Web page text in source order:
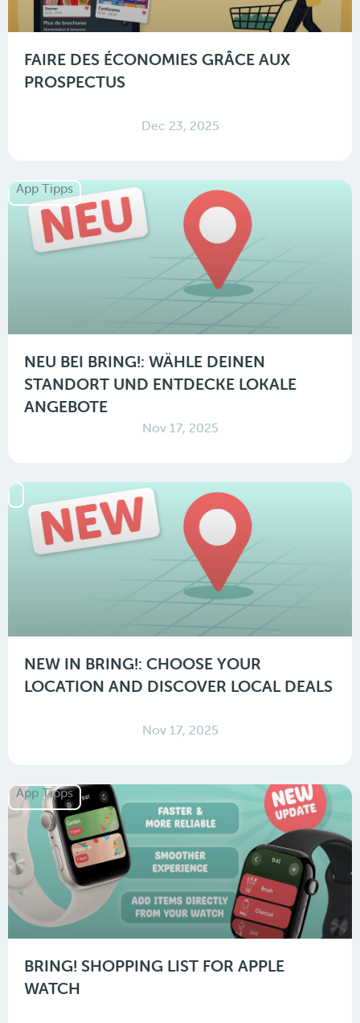
FAIRE DES ÉCONOMIES GRÂCE AUX
PROSPECTUS
Dec 23, 2025
App Tipps
NEU BEI BRING!: WÄHLE DEINEN
STANDORT UND ENTDECKE LOKALE
ANGEBOTE
Nov 17, 2025
NEW IN BRING!: CHOOSE YOUR
LOCATION AND DISCOVER LOCAL DEALS
Nov 17, 2025
App Tipps
BRING! SHOPPING LIST FOR APPLE
WATCH